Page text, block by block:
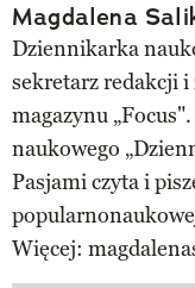
Magdalena
Dziennikarka
sekretarz redakcji i
magazynu
naukowego
Pasjami czyta i
Więcej: